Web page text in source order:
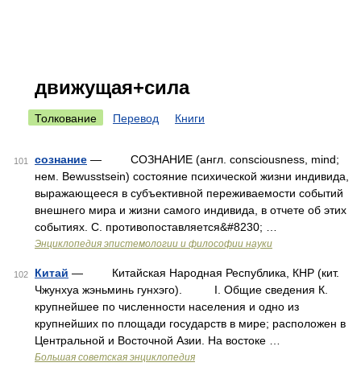
движущая+сила
Толкование Перевод Книги
101 сознание — СОЗНАНИЕ (англ. consciousness, mind;
нем. Bewusstsein) состояние психической жизни индивида,
выражающееся в субъективной переживаемости событий
внешнего мира и жизни самого индивида, в отчете об этих
событиях. С. противопоставляется&#8230; …
Энциклопедия эпистемологии и философии науки
102 Китай — Китайская Народная Республика, КНР (кит.
Чжунхуа жэньминь гунхэго). I. Общие сведения К.
крупнейшее по численности населения и одно из
крупнейших по площади государств в мире; расположен в
Центральной и Восточной Азии. На востоке …
Большая советская энциклопедия